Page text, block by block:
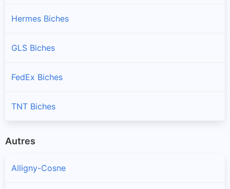
Hermes Biches
GLS Biches
FedEx Biches
TNT Biches
Autres
Alligny-Cosne